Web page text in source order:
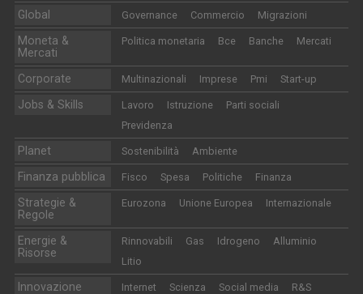
Global Governance Commercio Migrazioni
Moneta &
Mercati
Politica monetaria Bce Banche Mercati
Corporate Multinazionali Imprese Pmi Start-up
Jobs & Skills Lavoro Istruzione
Parti sociali
Previdenza
Planet Sostenibilità Ambiente
Finanza pubblica Fisco Spesa Politiche Finanza
Strategie &
Regole
Eurozona Unione Europea Internazionale
Energie &
Risorse
Rinnovabili Gas Idrogeno
Alluminio
Litio
Innovazione Internet Scienza Social media R&S